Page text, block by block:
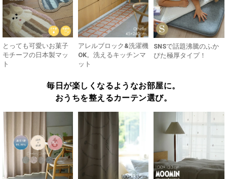
とっても可愛いお菓子
モチーフの日本製マッ
ト
アレルブロック&洗濯機
OK。洗えるキッチンマ
ット
SNSで話題沸騰のふか
ぴた極厚タイプ！
毎日が楽しくなるようなお部屋に。
おうちを整えるカーテン選び。